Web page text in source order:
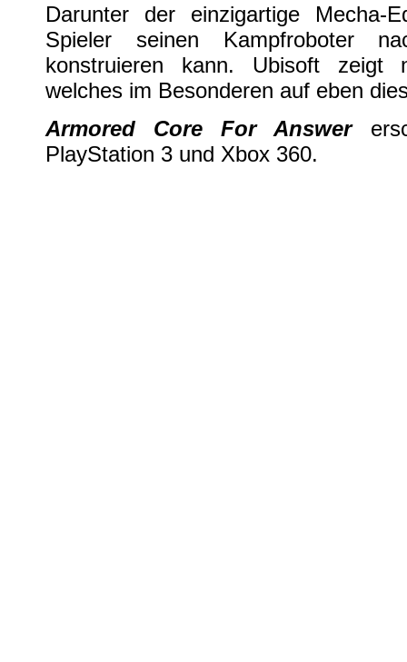
Darunter der einzigartige
Spieler seinen Kampfroboter
konstruieren kann. Ubisoft zeigt
welches im Besonderen auf eben
Armored Core For Answer
PlayStation 3 und Xbox 360.